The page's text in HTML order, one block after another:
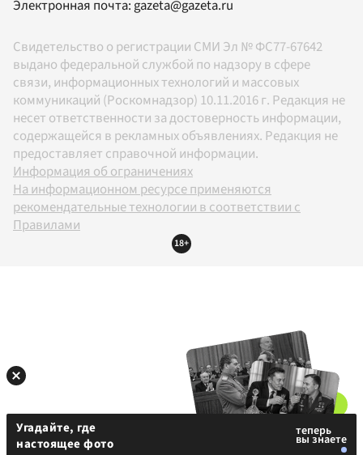
Электронная почта:gazeta@gazeta.ru
Свидетельство о регистрации СМИ Эл № ФС77-67642
выдано федеральной службой по надзору в сфере
связи, информационных технологий и массовых
коммуникаций (Роскомнадзор) 10.11.2016 г. Редакция не
несет ответственности за достоверность информации,
содержащейся в рекламных объявлениях. Редакция не
предоставляет справочной информации.
Информация об ограничениях
На информационном ресурсе применяются
рекомендательные технологии в соответствии с
Правилами
18+
Угадайте, где
настоящее фото